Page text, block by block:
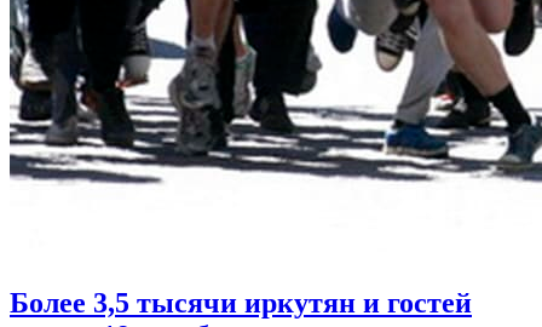
Более 3,5 тысячи иркутян и гостей